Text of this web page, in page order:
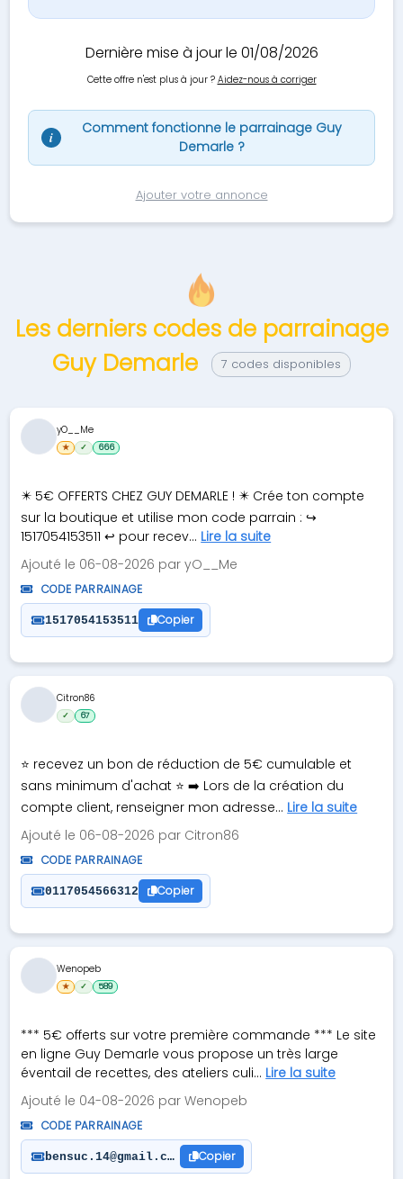
Dernière mise à jour le 01/08/2026
Cette offre n'est plus à jour ? Aidez-nous à corriger
i
Comment fonctionne le parrainage Guy
Demarle ?
Ajouter votre annonce
Les derniers codes de parrainage
Guy Demarle
7 codes disponibles
✴️ 5€ OFFERTS CHEZ GUY DEMARLE ! ✴️ Crée ton compte
sur la boutique et utilise mon code parrain : ↪️
1517054153511 ↩️ pour recev... Lire la suite
Ajouté le 06-08-2026 par yO__Me
CODE PARRAINAGE
1517054153511 Copier
yO__Me
★ ✓ 666
⭐ recevez un bon de réduction de 5€ cumulable et
sans minimum d'achat ⭐ ➡️ Lors de la création du
compte client, renseigner mon adresse... Lire la suite
Ajouté le 06-08-2026 par Citron86
CODE PARRAINAGE
0117054566312 Copier
Citron86
✓ 67
*** 5€ offerts sur votre première commande *** Le site
en ligne Guy Demarle vous propose un très large
éventail de recettes, des ateliers culi... Lire la suite
Ajouté le 04-08-2026 par Wenopeb
CODE PARRAINAGE
bensuc.14@gmail.com Copier
Wenopeb
★ ✓ 589